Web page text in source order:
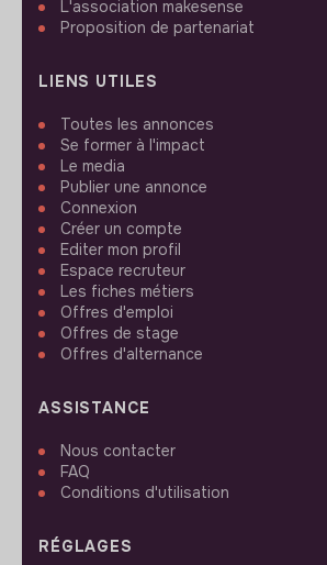
L'association makesense
Proposition de partenariat
LIENS UTILES
Toutes les annonces
Se former à l'impact
Le media
Publier une annonce
Connexion
Créer un compte
Editer mon profil
Espace recruteur
Les fiches métiers
Offres d'emploi
Offres de stage
Offres d'alternance
ASSISTANCE
Nous contacter
FAQ
Conditions d'utilisation
RÉGLAGES